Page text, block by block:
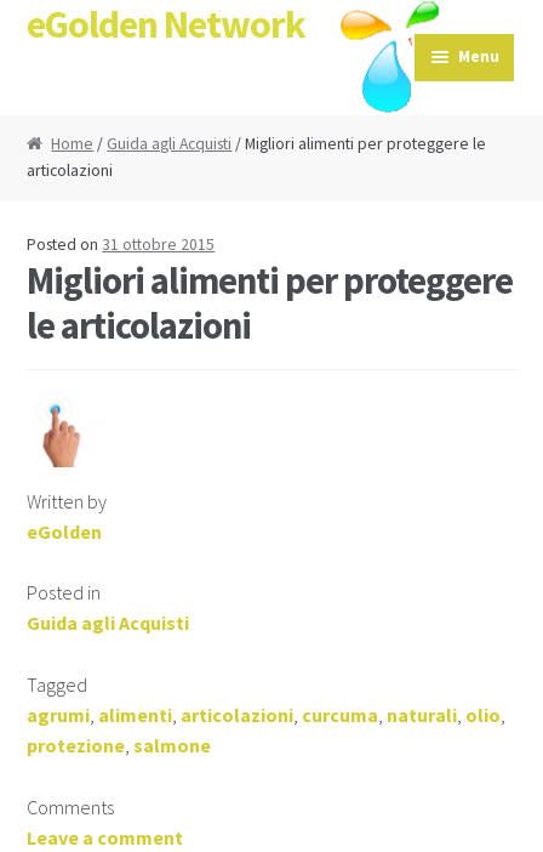
Skip to navigation
Skip to content
eGolden Network
Menu
Home / Guida agli Acquisti / Migliori alimenti per proteggere le
articolazioni
Posted on31 ottobre 2015
Migliori alimenti per proteggere
le articolazioni
Written by
eGolden
Posted in
Guida agli Acquisti
Tagged
agrumi, alimenti, articolazioni, curcuma, naturali, olio,
protezione,salmone
Comments
Leave a comment